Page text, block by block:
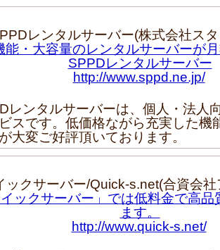
レンタルサーバー(株式会社ス
能・大容量のレンタルサーバーが
SPPDレンタルサーバー
http://www.sppd.ne.jp/
ンタルサーバーは、個人・法人
スです。低価格ながら充実した機
大変ご好評頂いております。
ックサーバー/Quick-s.net(合資会
イックサーバー」では低料金で高
ます。
http://www.quick-s.net/